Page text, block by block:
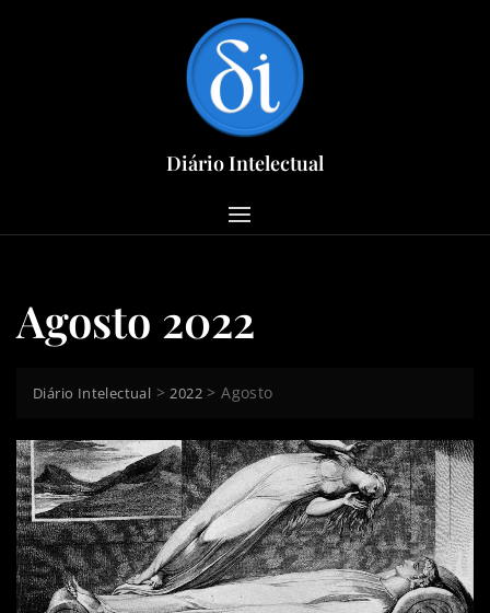
Diário Intelectual
Agosto 2022
Diário Intelectual >2022 >Agosto